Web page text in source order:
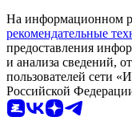
На информационном
рекомендательные
предоставления
и анализа сведений,
пользователей сети
Российской